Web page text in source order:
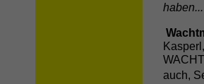
haben...
auch,